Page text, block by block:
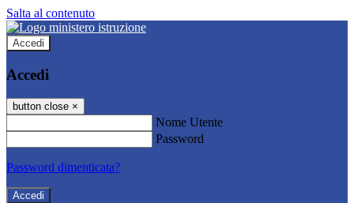
Salta al contenuto
Accedi
Accedi
button close ×
Nome Utente
Password
Password dimenticata?